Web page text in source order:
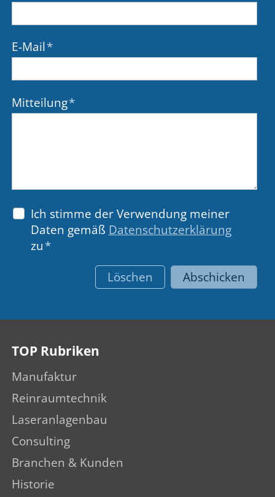
E-Mail*
Mitteilung*
Ich stimme der Verwendung meiner
Daten gemäß Datenschutzerklärung
zu*
Löschen
Abschicken
TOP Rubriken
Manufaktur
Reinraumtechnik
Laseranlagenbau
Consulting
Branchen & Kunden
Historie